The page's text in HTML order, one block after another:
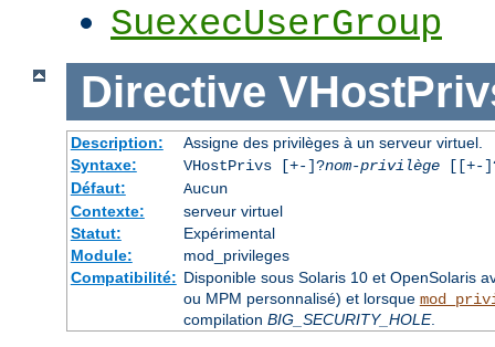
SuexecUserGroup
Directive
Description:
Assigne des privilèges à un serveur virtuel.
Syntaxe:
VHostPrivs [+-]?nom-privilège[[+-
Défaut:
Aucun
Contexte:
serveur virtuel
Statut:
Expérimental
Module:
mod_privileges
Compatibilité: Disponible sous Solaris 10 et OpenSolaris
ou MPM personnalisé) et lorsque
compilation BIG_SECURITY_HOLE.